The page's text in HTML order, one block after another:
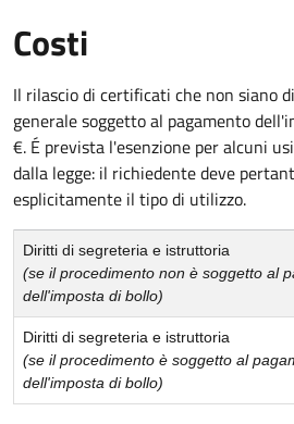
Costi
Il rilascio di certificati che non siano
generale soggetto al pagamento
€. É prevista l'esenzione per alcuni
dalla legge: il richiedente deve
esplicitamente il tipo di utilizzo.
Diritti di segreteria e istruttoria
(se il procedimento non è soggetto al
dell'imposta di bollo)
Diritti di segreteria e istruttoria
(se il procedimento è soggetto al
dell'imposta di bollo)